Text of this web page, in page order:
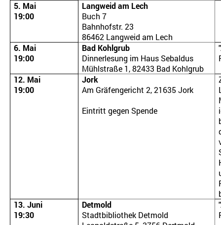
5. Mai
19:00
Langweid am Lech
Buch 7
Bahnhofstr. 23
86462 Langweid am Lech
6. Mai
19:00
Bad Kohlgrub
Dinnerlesung im Haus Sebaldus
Mühlstraße 1, 82433 Bad Kohlgrub
12. Mai
19:00
Jork
Am Gräfengericht 2, 21635 Jork
Eintritt gegen Spende
13. Juni
19:30
Detmold
Stadtbibliothek Detmold